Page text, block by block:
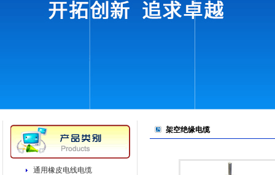
通用橡皮电线电缆
架空绝缘电缆